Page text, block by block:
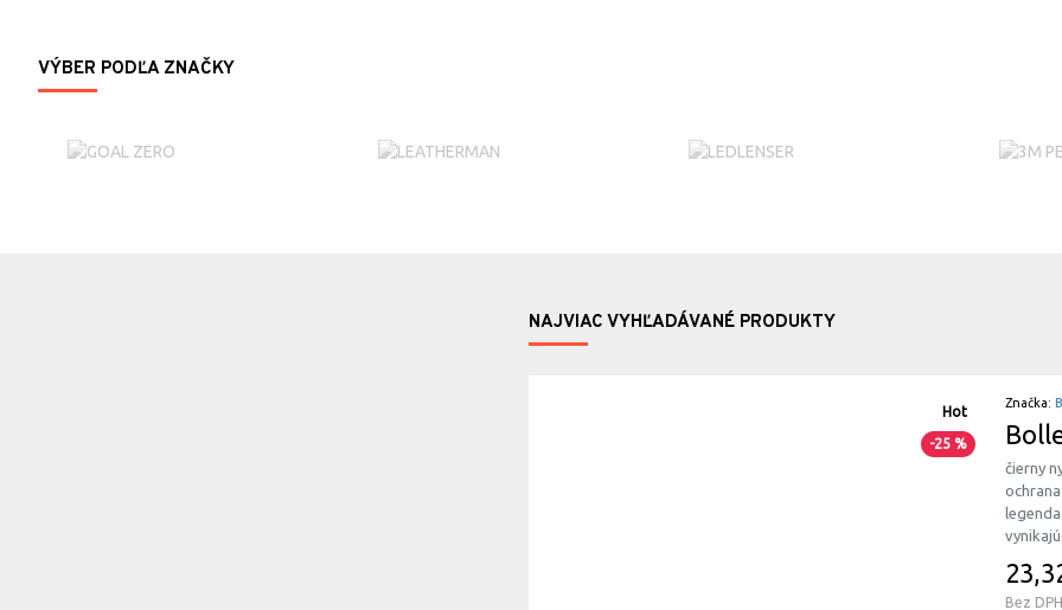
VÝBER PODĽA ZNAČKY
NAJVIAC VYHĽADÁVANÉ PRODUKTY
Hot
-25 %
Značka:
čierny
Bez